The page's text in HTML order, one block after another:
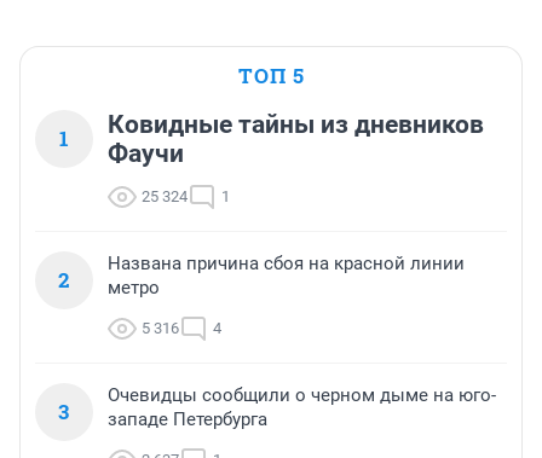
ТОП 5
1
Ковидные тайны из дневников
Фаучи
25 324 1
2
Названа причина сбоя на красной линии
метро
5 316 4
3
Очевидцы сообщили о черном дыме на юго-
западе Петербурга